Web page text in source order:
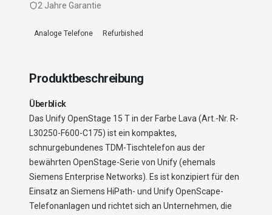
2 Jahre Garantie
Analoge Telefone Refurbished
Produktbeschreibung
Überblick
Das Unify OpenStage 15 T in der Farbe Lava (Art.-Nr. R-
L30250-F600-C175) ist ein kompaktes,
schnurgebundenes TDM-Tischtelefon aus der
bewährten OpenStage-Serie von Unify (ehemals
Siemens Enterprise Networks). Es ist konzipiert für den
Einsatz an Siemens HiPath- und Unify OpenScape-
Telefonanlagen und richtet sich an Unternehmen, die